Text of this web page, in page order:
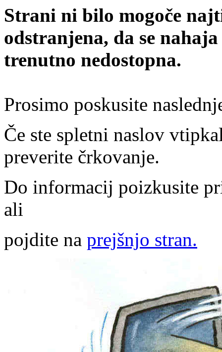
Strani ni bilo mogoče
odstranjena, da se
trenutno nedostopna.
Prosimo poskusite
Če ste spletni naslov
preverite črkovanje.
Do informacij poizkusite
ali
pojdite na prejšnjo stran.